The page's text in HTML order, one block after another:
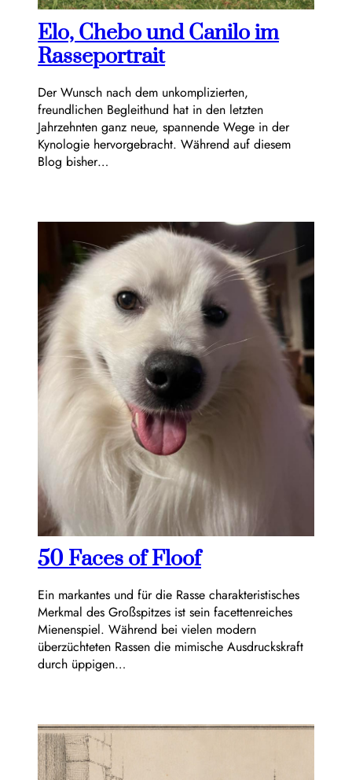
Elo, Chebo und Canilo im
Rasseportrait
Der Wunsch nach dem unkomplizierten,
freundlichen Begleithund hat in den letzten
Jahrzehnten ganz neue, spannende Wege in der
Kynologie hervorgebracht. Während auf diesem
Blog bisher…
50 Faces of Floof
Ein markantes und für die Rasse charakteristisches
Merkmal des Großspitzes ist sein facettenreiches
Mienenspiel. Während bei vielen modern
überzüchteten Rassen die mimische Ausdruckskraft
durch üppigen…